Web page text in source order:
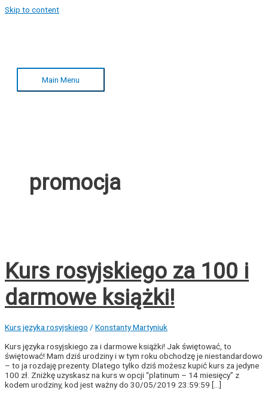
Skip to content
Main Menu
promocja
Kurs rosyjskiego za 100 i
darmowe książki!
Kurs języka rosyjskiego / Konstanty Martyniuk
Kurs języka rosyjskiego za i darmowe książki! Jak świętować, to
świętować! Mam dziś urodziny i w tym roku obchodzę je niestandardowo
– to ja rozdaję prezenty. Dlatego tylko dziś możesz kupić kurs za jedyne
100 zł. Zniżkę uzyskasz na kurs w opcji “platinum – 14 miesięcy” z
kodem urodziny, kod jest ważny do 30/05/2019 23:59:59 […]